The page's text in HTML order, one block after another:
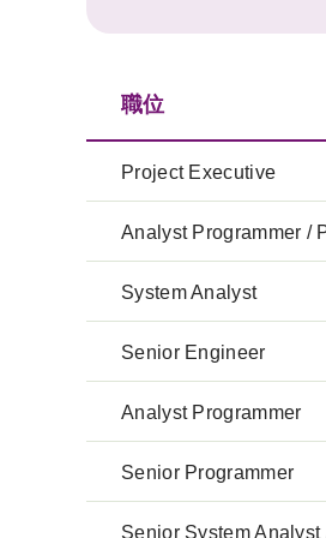
職位
Project Executive
Analyst Programmer /
System Analyst
Senior Engineer
Analyst Programmer
Senior Programmer
Senior System